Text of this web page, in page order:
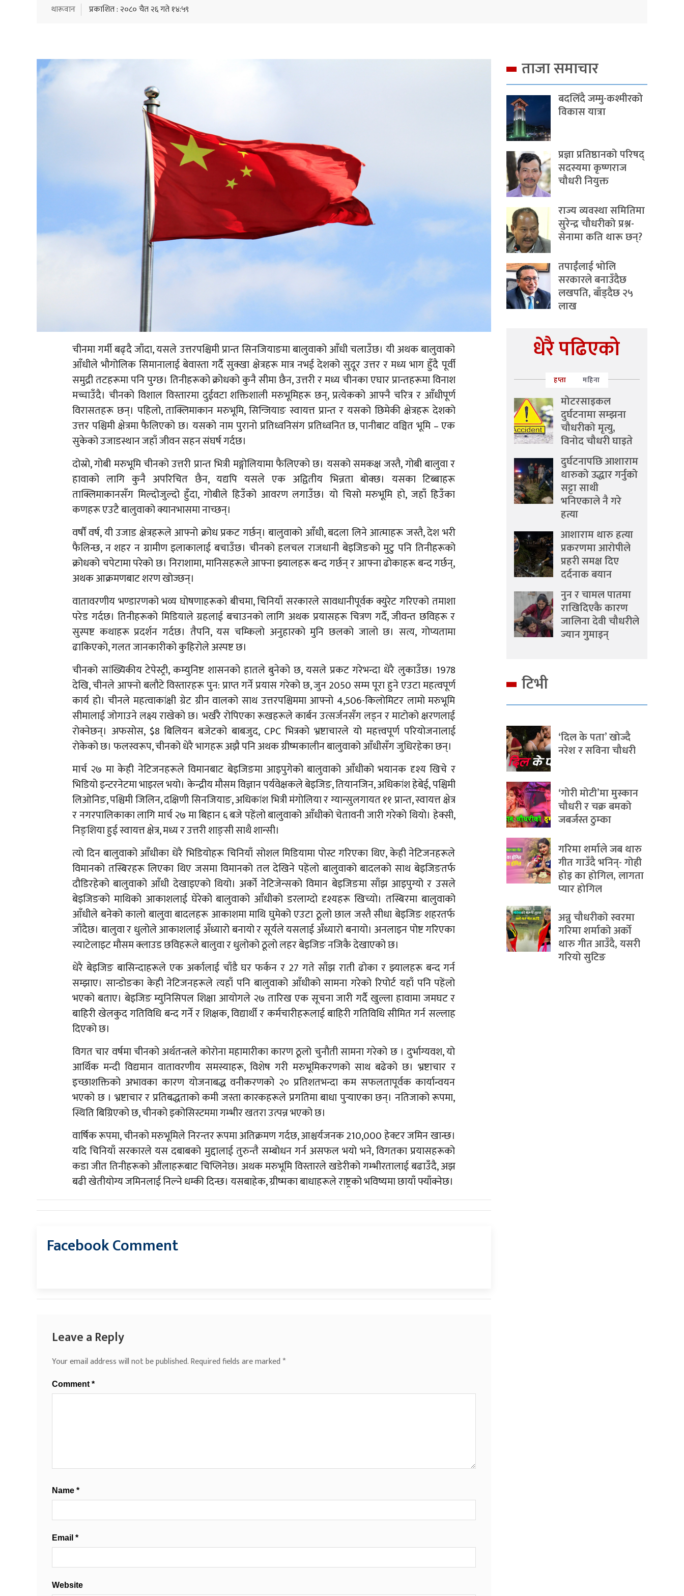
थारूवान प्रकाशित : २०८० चैत २६ गते १४:५९
चीनमा गर्मी बढ्दै जाँदा, यसले उत्तरपश्चिमी प्रान्त सिनजियाङमा बालुवाको आँधी चलाउँछ। यी अथक बालुवाको
आँधीले भौगोलिक सिमानालाई बेवास्ता गर्दै सुक्खा क्षेत्रहरू मात्र नभई देशको सुदूर उत्तर र मध्य भाग हुँदै पूर्वी
समुद्री तटहरूमा पनि पुग्छ। तिनीहरूको क्रोधको कुनै सीमा छैन, उत्तरी र मध्य चीनका एघार प्रान्तहरूमा विनाश
मच्चाउँदै। चीनको विशाल विस्तारमा दुईवटा शक्तिशाली मरुभूमिहरू छन्, प्रत्येकको आफ्नै चरित्र र आँधीपूर्ण
विरासतहरू छन्। पहिलो, ताक्लिमाकान मरुभूमि, सिन्जियाङ स्वायत्त प्रान्त र यसको छिमेकी क्षेत्रहरू देशको
उत्तर पश्चिमी क्षेत्रमा फैलिएको छ। यसको नाम पुरानो प्रतिध्वनिसंग प्रतिध्वनित छ, पानीबाट वञ्चित भूमि – एक
सुकेको उजाडस्थान जहाँ जीवन सहन संघर्ष गर्दछ।
दोस्रो, गोबी मरुभूमि चीनको उत्तरी प्रान्त भित्री मङ्गोलियामा फैलिएको छ। यसको समकक्ष जस्तै, गोबी बालुवा र
हावाको लागि कुनै अपरिचित छैन, यद्यपि यसले एक अद्वितीय भिन्नता बोक्छ। यसका टिब्बाहरू
ताक्लिमाकानसँग मिल्दोजुल्दो हुँदा, गोबीले हिउँको आवरण लगाउँछ। यो चिसो मरुभूमि हो, जहाँ हिउँका
कणहरू एउटै बालुवाको क्यानभासमा नाच्छन्।
वर्षौं वर्ष, यी उजाड क्षेत्रहरूले आफ्नो क्रोध प्रकट गर्छन्। बालुवाको आँधी, बदला लिने आत्माहरू जस्तै, देश भरी
फैलिन्छ, न शहर न ग्रामीण इलाकालाई बचाउँछ। चीनको हलचल राजधानी बेइजिङको मुटु पनि तिनीहरूको
क्रोधको चपेटामा परेको छ। निराशामा, मानिसहरूले आफ्ना झ्यालहरू बन्द गर्छन् र आफ्ना ढोकाहरू बन्द गर्छन्,
अथक आक्रमणबाट शरण खोज्छन्।
वातावरणीय भण्डारणको भव्य घोषणाहरूको बीचमा, चिनियाँ सरकारले सावधानीपूर्वक क्युरेट गरिएको तमाशा
परेड गर्दछ। तिनीहरूको मिडियाले ग्रहलाई बचाउनको लागि अथक प्रयासहरू चित्रण गर्दै, जीवन्त छविहरू र
सुस्पष्ट कथाहरू प्रदर्शन गर्दछ। तैपनि, यस चम्किलो अनुहारको मुनि छलको जालो छ। सत्य, गोप्यतामा
ढाकिएको, गलत जानकारीको कुहिरोले अस्पष्ट छ।
चीनको सांख्यिकीय टेपेस्ट्री, कम्युनिष्ट शासनको हातले बुनेको छ, यसले प्रकट गरेभन्दा धेरै लुकाउँछ। 1978
देखि, चीनले आफ्नो बलौटे विस्तारहरू पुन: प्राप्त गर्ने प्रयास गरेको छ, जुन 2050 सम्म पूरा हुने एउटा महत्वपूर्ण
कार्य हो। चीनले महत्वाकांक्षी ग्रेट ग्रीन वालको साथ उत्तरपश्चिममा आफ्नो 4,506-किलोमिटर लामो मरुभूमि
सीमालाई जोगाउने लक्ष्य राखेको छ। भर्खरै रोपिएका रूखहरूले कार्बन उत्सर्जनसँग लड्न र माटोको क्षरणलाई
रोक्नेछन्। अफसोस, $8 बिलियन बजेटको बाबजुद, CPC भित्रको भ्रष्टाचारले यो महत्त्वपूर्ण परियोजनालाई
रोकेको छ। फलस्वरूप, चीनको धेरै भागहरू अझै पनि अथक ग्रीष्मकालीन बालुवाको आँधीसँग जुधिरहेका छन्।
मार्च २७ मा केही नेटिजनहरूले विमानबाट बेइजिङमा आइपुगेको बालुवाको आँधीको भयानक दृश्य खिचे र
भिडियो इन्टरनेटमा भाइरल भयो। केन्द्रीय मौसम विज्ञान पर्यवेक्षकले बेइजिङ, तियानजिन, अधिकांश हेबेई, पश्चिमी
लिओनिङ, पश्चिमी जिलिन, दक्षिणी सिनजियाङ, अधिकांश भित्री मंगोलिया र ग्यान्सुलगायत ११ प्रान्त, स्वायत्त क्षेत्र
र नगरपालिकाका लागि मार्च २७ मा बिहान ६ बजे पहेंलो बालुवाको आँधीको चेतावनी जारी गरेको थियो। हेक्सी,
निङ्शिया हुई स्वायत्त क्षेत्र, मध्य र उत्तरी शाङ्सी साथै शान्सी।
त्यो दिन बालुवाको आँधीका धेरै भिडियोहरू चिनियाँ सोशल मिडियामा पोस्ट गरिएका थिए, केही नेटिजनहरूले
विमानको तस्बिरहरू लिएका थिए जसमा विमानको तल देखिने पहेंलो बालुवाको बादलको साथ बेइजिङतर्फ
दौडिरहेको बालुवाको आँधी देखाइएको थियो। अर्को नेटिजेन्सको विमान बेइजिङमा साँझ आइपुग्यो र उसले
बेइजिङको माथिको आकाशलाई घेरेको बालुवाको आँधीको डरलाग्दो दृश्यहरू खिच्यो। तस्बिरमा बालुवाको
आँधीले बनेको कालो बालुवा बादलहरू आकाशमा माथि घुमेको एउटा ठूलो छाल जस्तै सीधा बेइजिङ शहरतर्फ
जाँदैछ। बालुवा र धुलोले आकाशलाई अँध्यारो बनायो र सूर्यले यसलाई अँध्यारो बनायो। अनलाइन पोष्ट गरिएका
स्याटेलाइट मौसम क्लाउड छविहरूले बालुवा र धुलोको ठूलो लहर बेइजिङ नजिकै देखाएको छ।
धेरै बेइजिङ बासिन्दाहरूले एक अर्कालाई चाँडै घर फर्कन र 27 गते साँझ राती ढोका र झ्यालहरू बन्द गर्न
सम्झाए। सान्डोङका केही नेटिजनहरूले त्यहाँ पनि बालुवाको आँधीको सामना गरेको रिपोर्ट यहाँ पनि पहेंलो
भएको बताए। बेइजिङ म्युनिसिपल शिक्षा आयोगले २७ तारिख एक सूचना जारी गर्दै खुल्ला हावामा जमघट र
बाहिरी खेलकुद गतिविधि बन्द गर्ने र शिक्षक, विद्यार्थी र कर्मचारीहरूलाई बाहिरी गतिविधि सीमित गर्न सल्लाह
दिएको छ।
विगत चार वर्षमा चीनको अर्थतन्त्रले कोरोना महामारीका कारण ठूलो चुनौती सामना गरेको छ । दुर्भाग्यवश, यो
आर्थिक मन्दी विद्यमान वातावरणीय समस्याहरू, विशेष गरी मरुभूमिकरणको साथ बढेको छ। भ्रष्टाचार र
इच्छाशक्तिको अभावका कारण योजनाबद्ध वनीकरणको २० प्रतिशतभन्दा कम सफलतापूर्वक कार्यान्वयन
भएको छ । भ्रष्टाचार र प्रतिबद्धताको कमी जस्ता कारकहरूले प्रगतिमा बाधा पुर्‍याएका छन्। नतिजाको रूपमा,
स्थिति बिग्रिएको छ, चीनको इकोसिस्टममा गम्भीर खतरा उत्पन्न भएको छ।
वार्षिक रूपमा, चीनको मरुभूमिले निरन्तर रूपमा अतिक्रमण गर्दछ, आश्चर्यजनक 210,000 हेक्टर जमिन खान्छ।
यदि चिनियाँ सरकारले यस दबाबको मुद्दालाई तुरुन्तै सम्बोधन गर्न असफल भयो भने, विगतका प्रयासहरूको
कडा जीत तिनीहरूको औंलाहरूबाट चिप्लिनेछ। अथक मरुभूमि विस्तारले खडेरीको गम्भीरतालाई बढाउँदै, अझ
बढी खेतीयोग्य जमिनलाई निल्ने धम्की दिन्छ। यसबाहेक, ग्रीष्मका बाधाहरूले राष्ट्रको भविष्यमा छायाँ फ्याँक्नेछ।
Facebook Comment
Leave a Reply
Your email address will not be published.Required fields are marked*
Comment *
Name *
Email *
Website
ताजा समाचार
बदलिँदै जम्मु-कश्मीरको
विकास यात्रा
प्रज्ञा प्रतिष्ठानको परिषद्
सदस्यमा कृष्णराज
चौधरी नियुक्त
राज्य व्यवस्था समितिमा
सुरेन्द्र चौधरीको प्रश्न-
सेनामा कति थारू छन्?
तपाईंलाई भोलि
सरकारले बनाउँदैछ
लखपति, बाँड्दैछ २५
लाख
धेरै पढिएको
हप्ता महिना
मोटरसाइकल
दुर्घटनामा सम्झना
चौधरीको मृत्यु,
विनोद चौधरी घाइते
दुर्घटनापछि आशाराम
थारुको उद्धार गर्नुको
सट्टा साथी
भनिएकाले नै गरे
हत्या
आशाराम थारु हत्या
प्रकरणमा आरोपीले
प्रहरी समक्ष दिए
दर्दनाक बयान
नुन र चामल पातमा
राखिदिएकै कारण
जालिना देवी चौधरीले
ज्यान गुमाइन्
टिभी
‘दिल के पता’ खोज्दै
नरेश र सविना चौधरी
‘गोरी मोटी’मा मुस्कान
चौधरी र चक्र बमको
जबर्जस्त ठुम्का
गरिमा शर्माले जब थारु
गीत गाउँदै भनिन्- गोही
होइ का होगिल, लागता
प्यार होगिल
अन्नु चौधरीको स्वरमा
गरिमा शर्माको अर्को
थारु गीत आउँदै, यसरी
गरियो सुटिङ